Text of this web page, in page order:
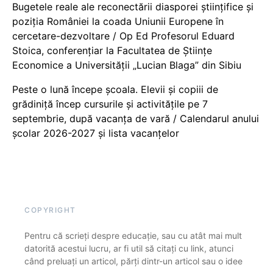
Bugetele reale ale reconectării diasporei științifice și
poziția României la coada Uniunii Europene în
cercetare-dezvoltare / Op Ed Profesorul Eduard
Stoica, conferențiar la Facultatea de Științe
Economice a Universității „Lucian Blaga” din Sibiu
Peste o lună începe școala. Elevii și copiii de
grădiniță încep cursurile și activitățile pe 7
septembrie, după vacanța de vară / Calendarul anului
școlar 2026-2027 și lista vacanțelor
COPYRIGHT
Pentru că scrieți despre educație, sau cu atât mai mult
datorită acestui lucru, ar fi util să citați cu link, atunci
când preluați un articol, părți dintr-un articol sau o idee